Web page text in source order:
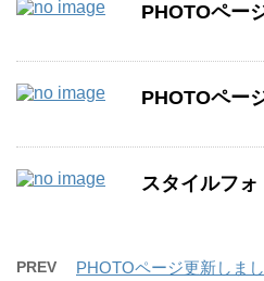
PHOTOペー
PHOTOペー
スタイルフォ
PREV PHOTOページ更新しま